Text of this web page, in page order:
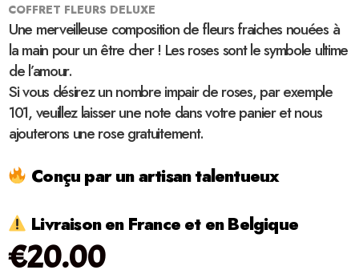
COFFRET FLEURS DELUXE
Une merveilleuse composition de fleurs fraiches nouées à
la main pour un être cher ! Les roses sont le symbole ultime
de l’amour.
Si vous désirez un nombre impair de roses, par exemple
101, veuillez laisser une note dans votre panier et nous
ajouterons une rose gratuitement.
Conçu par un artisan talentueux
Livraison en France et en Belgique
€20.00